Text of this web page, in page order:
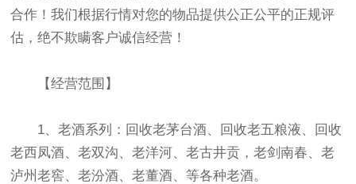
合作！我们根据行情对您的物品提供公正公平的正规评
估，绝不欺瞒客户诚信经营！
【经营范围】
1、老酒系列：回收老茅台酒、回收老五粮液、回收
老西凤酒、老双沟、老洋河、老古井贡，老剑南春、老
泸州老窖、老汾酒、老董酒、等各种老酒。